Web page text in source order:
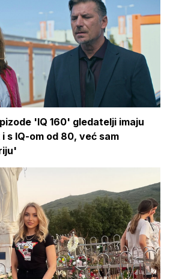
'IQ 160' gledatelji imaju
s IQ-om od 80, već sam